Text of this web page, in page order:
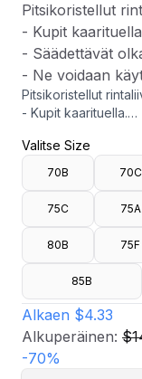
Pitsikoristellut
- Kupit
- Säädettävät
- Ne voidaan
Pitsikoristellut
- Kupit kaarituella.
- Ne voidaan
Valitse Size
70B 70C
75C 75A
80B 75F
85B
Alkaen $4.33
Alkuperäinen:
-70%